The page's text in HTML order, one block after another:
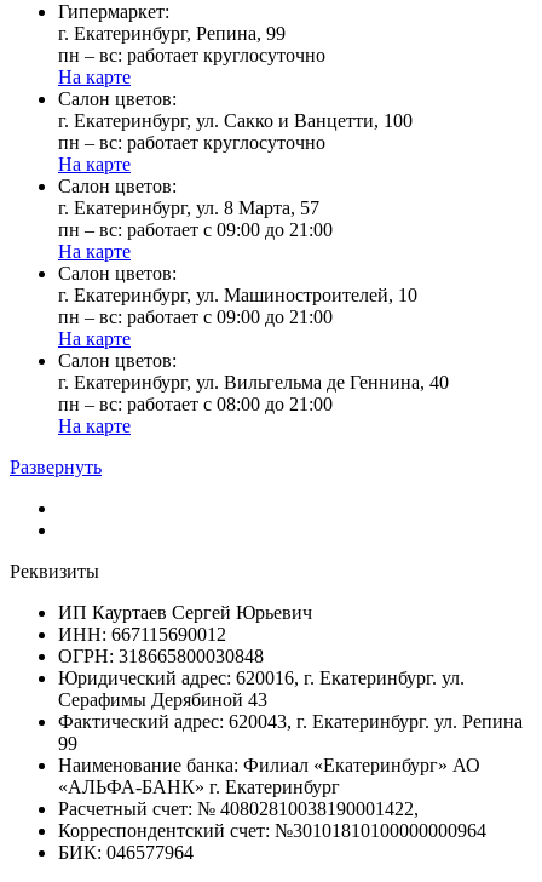
Гипермаркет:
г. Екатеринбург, Репина, 99
пн – вс: работает круглосуточно
На карте
Cалон цветов:
г. Екатеринбург, ул. Сакко и Ванцетти, 100
пн – вс: работает круглосуточно
На карте
Cалон цветов:
г. Екатеринбург, ул. 8 Марта, 57
пн – вс: работает с 09:00 до 21:00
На карте
Cалон цветов:
г. Екатеринбург, ул. Машиностроителей, 10
пн – вс: работает с 09:00 до 21:00
На карте
Cалон цветов:
г. Екатеринбург, ул. Вильгельма де Геннина, 40
пн – вс: работает с 08:00 до 21:00
На карте
Развернуть
Реквизиты
ИП Кауртаев Сергей Юрьевич
ИНН: 667115690012
ОГРН: 318665800030848
Юридический адрес: 620016, г. Екатеринбург. ул.
Серафимы Дерябиной 43
Фактический адрес: 620043, г. Екатеринбург. ул. Репина
99
Наименование банка: Филиал «Екатеринбург» АО
«АЛЬФА-БАНК» г. Екатеринбург
Расчетный счет: № 40802810038190001422,
Корреспондентский счет: №30101810100000000964
БИК: 046577964